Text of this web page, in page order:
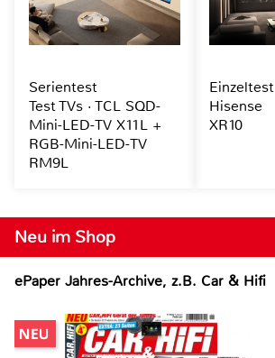
Neu im Shop
ePaper Jahres-Archive, z.B. Car & Hifi
Serientest
Test TVs · TCL SQD-
Mini-LED-TV X11L +
RGB-Mini-LED-TV
RM9L
Einzeltest
Hisense
XR10